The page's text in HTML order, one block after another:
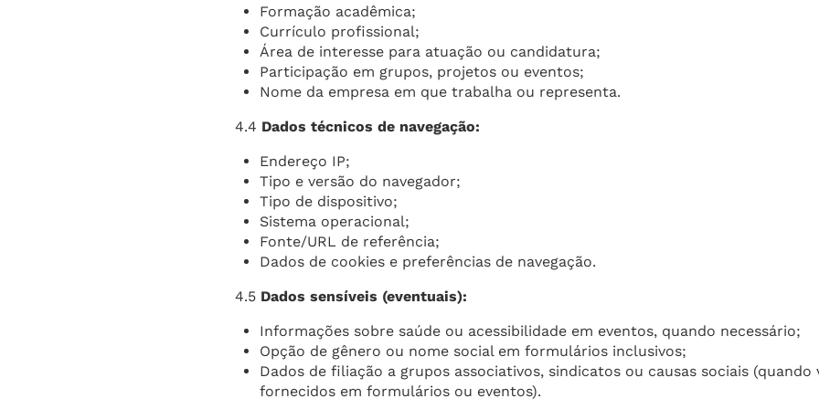
Formação acadêmica;
Currículo profissional;
Área de interesse para atuação ou candidatura;
Participação em grupos, projetos ou eventos;
Nome da empresa em que trabalha ou representa.
4.4 Dados técnicos de navegação:
Endereço IP;
Tipo e versão do navegador;
Tipo de dispositivo;
Sistema operacional;
Fonte/URL de referência;
Dados de cookies e preferências de navegação.
4.5 Dados sensíveis (eventuais):
Informações sobre saúde ou acessibilidade em eventos, quando necessário;
Opção de gênero ou nome social em formulários inclusivos;
Dados de filiação a grupos associativos, sindicatos ou causas sociais
fornecidos em formulários ou eventos).